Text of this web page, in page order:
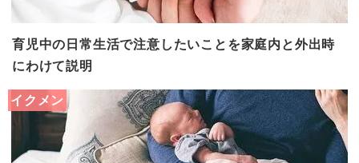
育児中の日常生活で注意したいことを家庭内と外出時
にわけて説明
イクメン